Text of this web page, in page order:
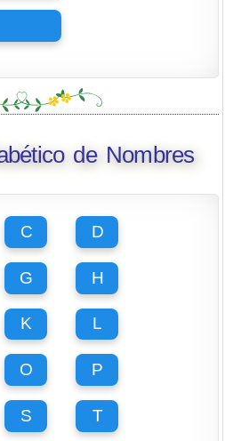
de Nombres
C D
G H
K L
O P
S T